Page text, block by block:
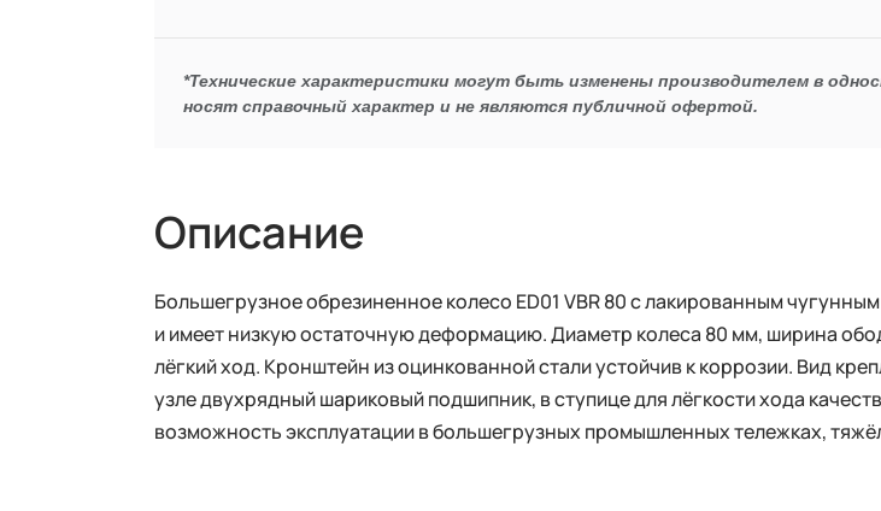
*Технические характеристики могут быть изменены производителем в
носят справочный характер и не являются публичной офертой.
Описание
Большегрузное обрезиненное колесо ED01 VBR 80 с лакированным
и имеет низкую остаточную деформацию. Диаметр колеса 80 мм, ширина
лёгкий ход. Кронштейн из оцинкованной стали устойчив к коррозии. Вид
узле двухрядный шариковый подшипник, в ступице для лёгкости хода
возможность эксплуатации в большегрузных промышленных тележках,